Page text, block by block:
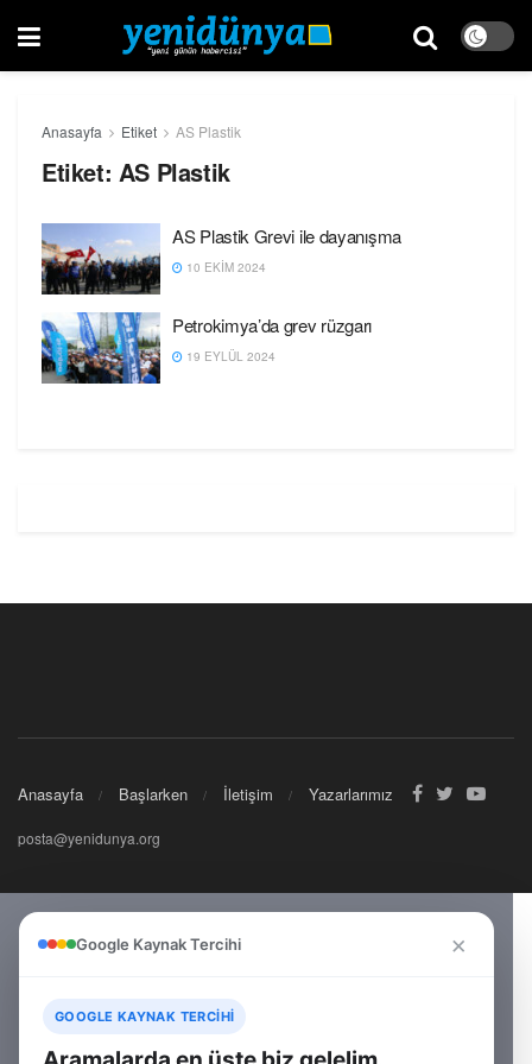
Anasayfa Etiket AS Plastik
Etiket: AS Plastik
AS Plastik Grevi ile dayanışma
10 EKIM 2024
Petrokimya’da grev rüzgarı
19 EYLÜL 2024
Anasayfa Başlarken İletişim Yazarlarımız
posta@yenidunya.org
Google Kaynak Tercihi ×
GOOGLE KAYNAK TERCIHI